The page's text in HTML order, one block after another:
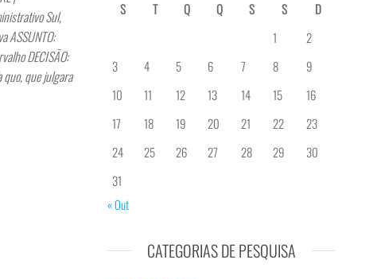
Sul,
ASSUNTO:
DECISÃO:
quo, que julgara
S
T Q Q S S
D
1
2
3
4 5 6 7 8
9
10
11 12 13 14 15
16
17
18 19 20 21 22
23
24
25 26 27 28 29
30
31
« Out
CATEGORIAS DE PESQUISA